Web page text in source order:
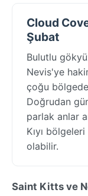
Cloud
Şubat
Bulutlu
Nevis'ye
çoğu
Doğrudan
parlak anlar
Kıyı
olabilir.
Saint Kitts ve